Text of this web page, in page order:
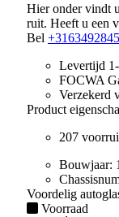
Hier onder vindt
ruit. Heeft u een
Bel
Levertijd
FOCWA
Verzekerd
Product
207
Bouwjaar:
Voordelig
Voorraad